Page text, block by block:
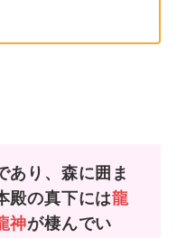
あり、森に囲ま
殿の真下には龍
神が棲んでい